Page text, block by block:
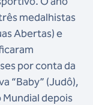
medalhistas
Abertas) e
por conta da
“Baby” (Judô),
Mundial depois